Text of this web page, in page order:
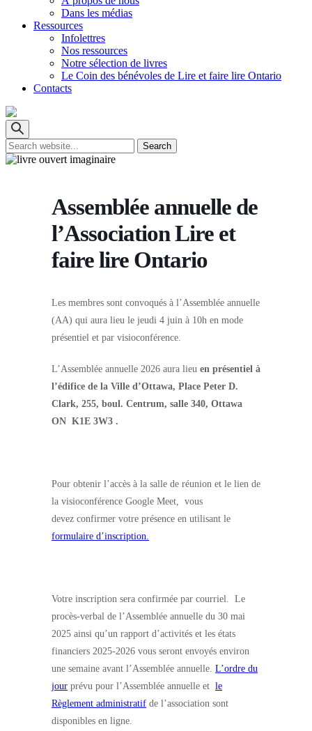
Dans les médias
Ressources
Infolettres
Nos ressources
Notre sélection de livres
Le Coin des bénévoles de Lire et faire lire Ontario
Contacts
Assemblée annuelle de
l’Association Lire et
faire lire Ontario
Les membres sont convoqués à l’Assemblée annuelle
(AA) qui aura lieu le jeudi 4 juin à 10h en mode
présentiel et par visioconférence.
L’Assemblée annuelle 2026 aura lieu en présentiel à
l’édifice de la Ville d’Ottawa, Place Peter D.
Clark, 255, boul. Centrum, salle 340, Ottawa
ON K1E 3W3 .
Pour obtenir l’accès à la salle de réunion et le lien de
la visioconférence Google Meet, vous
devez confirmer votre présence en utilisant le
formulaire d’inscription.
Votre inscription sera confirmée par courriel. Le
procès-verbal de l’Assemblée annuelle du 30 mai
2025 ainsi qu’un rapport d’activités et les états
financiers 2025-2026 vous seront envoyés environ
une semaine avant l’Assemblée annuelle. L’ordre du
jour prévu pour l’Assemblée annuelle et le
Règlement administratif de l’association sont
disponibles en ligne.